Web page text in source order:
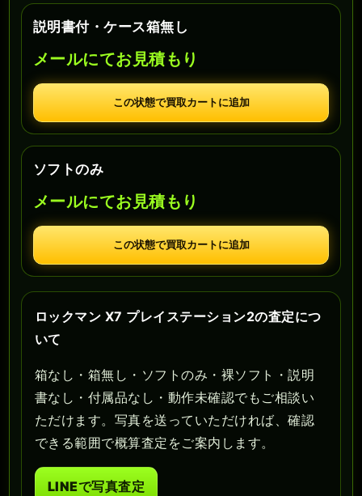
説明書付・ケース箱無し
メールにてお見積もり
この状態で買取カートに追加
ソフトのみ
メールにてお見積もり
この状態で買取カートに追加
ロックマン X7 プレイステーション2の査定につ
いて
箱なし・箱無し・ソフトのみ・裸ソフト・説明
書なし・付属品なし・動作未確認でもご相談い
ただけます。写真を送っていただければ、確認
できる範囲で概算査定をご案内します。
LINEで写真査定